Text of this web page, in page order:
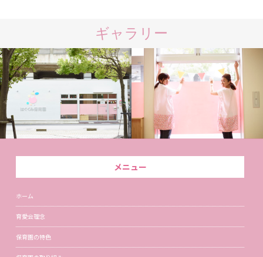
ギャラリー
メニュー
ホーム
育愛会理念
保育園の特色